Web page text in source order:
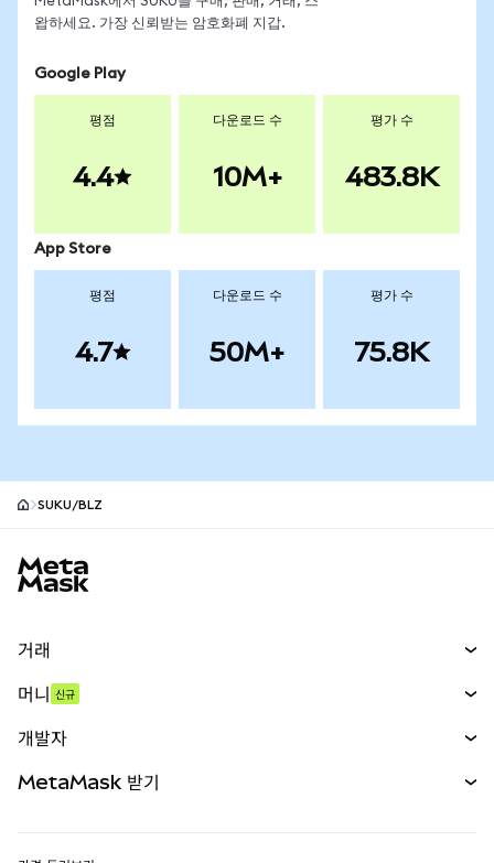
왑하세요. 가장 신뢰받는 암호화폐 지갑.
Google Play
평점
4.4
다운로드 수
10M+
평가 수
483.8K
App Store
평점
4.7
다운로드 수
50M+
평가 수
75.8K
SUKU/BLZ
거래
무기한 선물
실물자산
머니 신규
개발자
MetaMask 받기